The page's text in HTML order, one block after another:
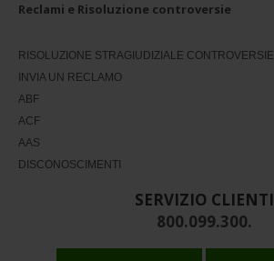
Reclami e Risoluzione controversie
RISOLUZIONE STRAGIUDIZIALE CONTROVERSIE
INVIA UN RECLAMO
ABF
ACF
AAS
DISCONOSCIMENTI
SERVIZIO CLIENTI
800.099.300.